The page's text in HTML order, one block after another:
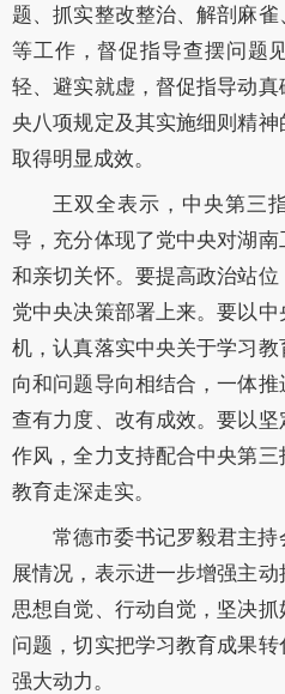
题、抓实整改整治、解剖麻
等工作，督促指导查摆问题
轻、避实就虚， 督促指导动真
央八项规定及其实施细则精
取得明显成效。
王双全表示，中央第三
导，充分体现了党中央对湖
和亲切关怀。要提高政治站
党中央决策部署上来。要以
机，认真落实中央关于学习
向和问题导向相结合，一体推
查有力度、改有成效。要以
作风，全力支持配合中央第
教育走深走实。
常德市委书记罗毅君主
展情况，表示进一步增强主动
思想自觉、行动自觉， 坚决抓
问题 ，切实把学习教育成果
强大动力。